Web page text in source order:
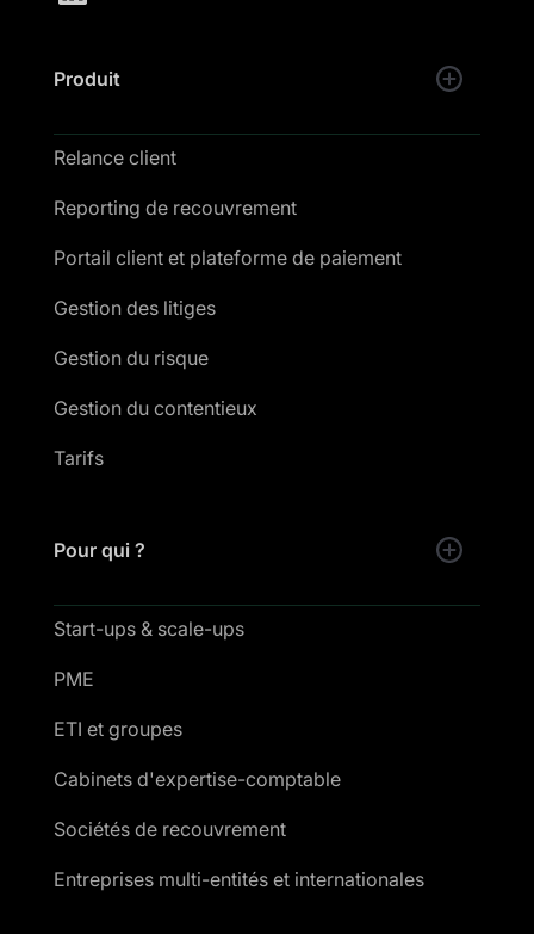
Produit
Relance client
Reporting de recouvrement
Portail client et plateforme de paiement
Gestion des litiges
Gestion du risque
Gestion du contentieux
Tarifs
Pour qui ?
Start-ups & scale-ups
PME
ETI et groupes
Cabinets d'expertise-comptable
Sociétés de recouvrement
Entreprises multi-entités et internationales